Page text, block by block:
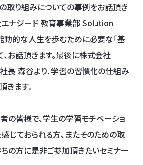
取り組みについての事例をお話頂き
エナジード 教育事業部 Solution
的な人生を歩むために必要な「基
、お話頂きます。最後に株式会社
長 森谷より、学習の習慣化の仕組み
きます。
の皆様で、学生の学習モチベーショ
じておられる方、またそのための取
の方に是非ご参加頂きたいセミナー